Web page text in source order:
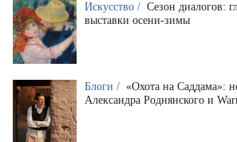
Искусство / Сезон диалогов:
выставки осени-зимы
Блоги / «Охота на Саддама»:
Александра Роднянского и